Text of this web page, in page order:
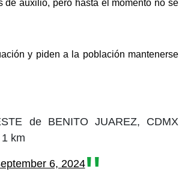
de auxilio, pero hasta el momento no se
y piden a la población mantenerse
de BENITO JUAREZ, CDMX
km
6, 2024